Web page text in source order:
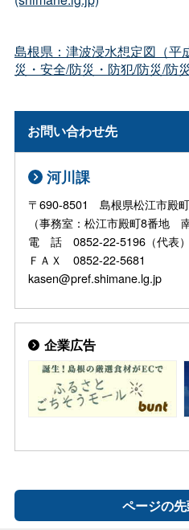
島根県：津波浸水想定図（平
災・安全/防災・防犯/防災/防
お問い合わせ先
河川課
〒690-8501 島根県松江市殿
（事務室：松江市殿町8番地
電 話 0852-22-5196（代表）
ＦＡＸ 0852-22-5681
kasen@pref.shimane.lg.jp
企業広告
ページの